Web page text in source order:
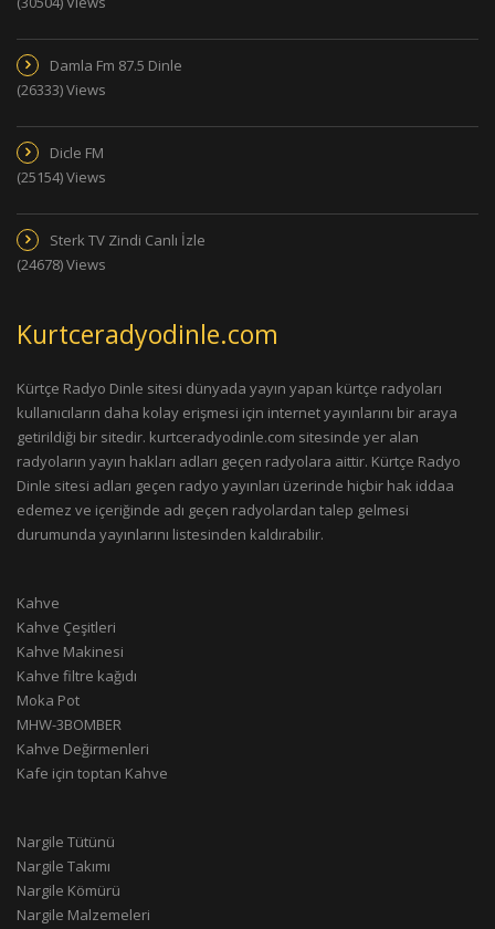
Damla Fm 87.5 Dinle
(26333) Views
Dicle FM
(25154) Views
Sterk TV Zindi Canlı İzle
(24678) Views
Kurtceradyodinle.com
Kürtçe Radyo Dinle sitesi dünyada yayın yapan kürtçe radyoları
kullanıcıların daha kolay erişmesi için internet yayınlarını bir araya
getirildiği bir sitedir. kurtceradyodinle.com sitesinde yer alan
radyoların yayın hakları adları geçen radyolara aittir. Kürtçe Radyo
Dinle sitesi adları geçen radyo yayınları üzerinde hiçbir hak iddaa
edemez ve içeriğinde adı geçen radyolardan talep gelmesi
durumunda yayınlarını listesinden kaldırabilir.
Kahve
Kahve Çeşitleri
Kahve Makinesi
Kahve filtre kağıdı
Moka Pot
MHW-3BOMBER
Kahve Değirmenleri
Kafe için toptan Kahve
Nargile Tütünü
Nargile Takımı
Nargile Kömürü
Nargile Malzemeleri